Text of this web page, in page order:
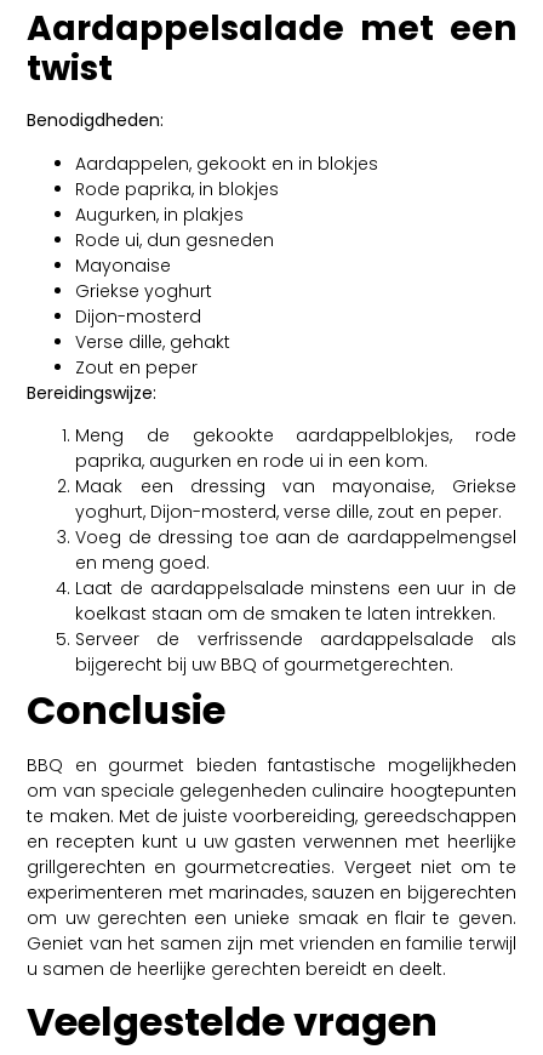
Aardappelsalade met een
twist
Benodigdheden:
Aardappelen, gekookt en in blokjes
Rode paprika, in blokjes
Augurken, in plakjes
Rode ui, dun gesneden
Mayonaise
Griekse yoghurt
Dijon-mosterd
Verse dille, gehakt
Zout en peper
Bereidingswijze:
Meng de gekookte aardappelblokjes, rode
paprika, augurken en rode ui in een kom.
Maak een dressing van mayonaise, Griekse
yoghurt, Dijon-mosterd, verse dille, zout en peper.
Voeg de dressing toe aan de aardappelmengsel
en meng goed.
Laat de aardappelsalade minstens een uur in de
koelkast staan om de smaken te laten intrekken.
Serveer de verfrissende aardappelsalade als
bijgerecht bij uw BBQ of gourmetgerechten.
Conclusie
BBQ en gourmet bieden fantastische mogelijkheden
om van speciale gelegenheden culinaire hoogtepunten
te maken. Met de juiste voorbereiding, gereedschappen
en recepten kunt u uw gasten verwennen met heerlijke
grillgerechten en gourmetcreaties. Vergeet niet om te
experimenteren met marinades, sauzen en bijgerechten
om uw gerechten een unieke smaak en flair te geven.
Geniet van het samen zijn met vrienden en familie terwijl
u samen de heerlijke gerechten bereidt en deelt.
Veelgestelde vragen